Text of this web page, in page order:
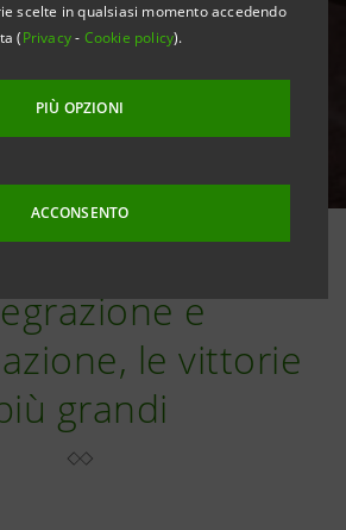
scelte in qualsiasi momento accedendo
(Privacy- Cookie policy).
PIÙ OPZIONI
ACCONSENTO
e
le vittorie
grandi